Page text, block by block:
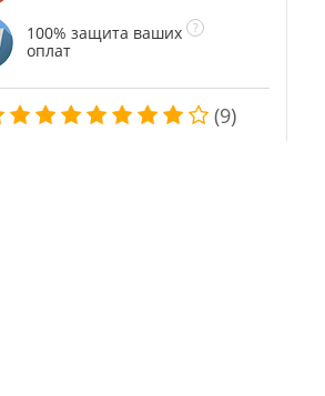
100% защита ваших
оплат
(9)